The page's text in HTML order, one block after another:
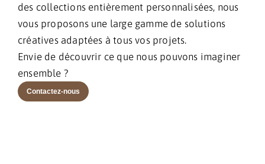
des collections entièrement personnalisées, nous
vous proposons une large gamme de solutions
créatives adaptées à tous vos projets.
Envie de découvrir ce que nous pouvons imaginer
ensemble ?
Contactez-nous